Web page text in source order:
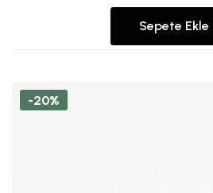
Sepete Ekle
-20%